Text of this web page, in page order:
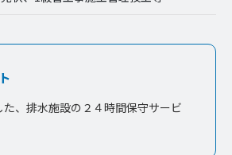
た、排水施設の２４時間保守サービ